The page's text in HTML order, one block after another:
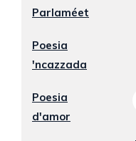
Parlaméet
Poesia
'ncazzada
Poesia
d'amor